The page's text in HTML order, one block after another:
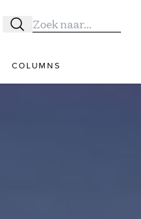
Zoeken
Zoek naar:
COLUMNS